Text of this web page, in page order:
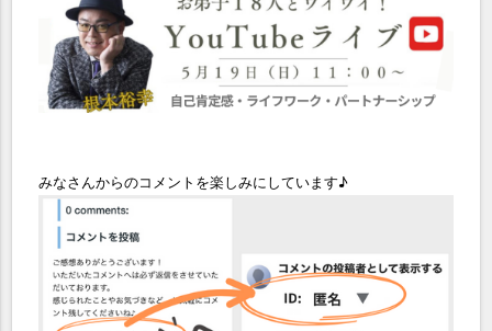
みなさんからのコメントを楽しみにしています♪